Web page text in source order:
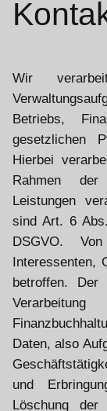
Wir
Betriebs,
gesetzlichen
Hierbei
Rahmen der
Leistungen
sind Art. 6
DSGVO.
Interessenten,
betroffen.
Daten, also
und
Löschung